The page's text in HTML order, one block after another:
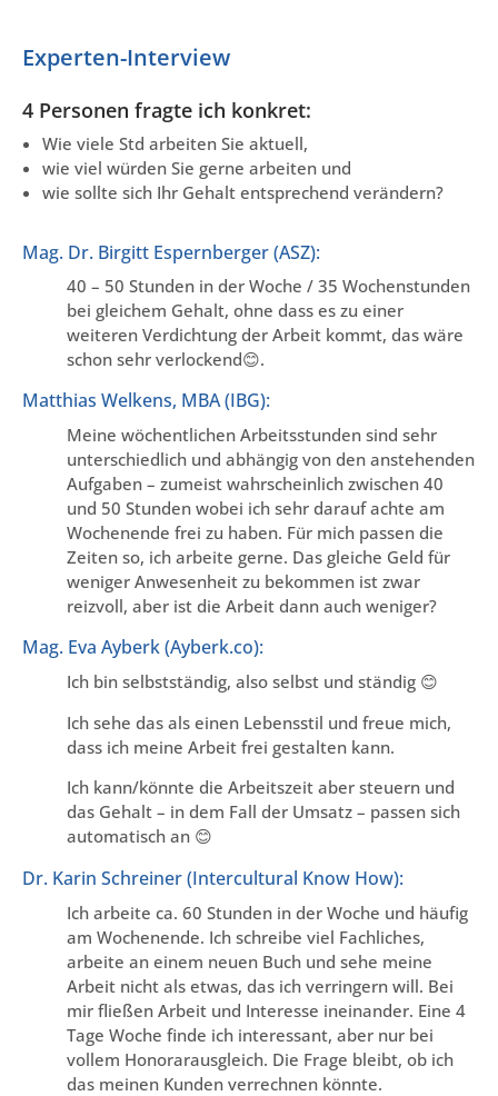
Experten-Interview
4 Personen fragte ich konkret:
Wie viele Std arbeiten Sie aktuell,
wie viel würden Sie gerne arbeiten und
wie sollte sich Ihr Gehalt entsprechend verändern?
Mag. Dr. Birgitt Espernberger (ASZ):
40 – 50 Stunden in der Woche / 35 Wochenstunden
bei gleichem Gehalt, ohne dass es zu einer
weiteren Verdichtung der Arbeit kommt, das wäre
schon sehr verlockend😊.
Matthias Welkens, MBA (IBG):
Meine wöchentlichen Arbeitsstunden sind sehr
unterschiedlich und abhängig von den anstehenden
Aufgaben – zumeist wahrscheinlich zwischen 40
und 50 Stunden wobei ich sehr darauf achte am
Wochenende frei zu haben. Für mich passen die
Zeiten so, ich arbeite gerne. Das gleiche Geld für
weniger Anwesenheit zu bekommen ist zwar
reizvoll, aber ist die Arbeit dann auch weniger?
Mag. Eva Ayberk (Ayberk.co):
Ich bin selbstständig, also selbst und ständig 😊
Ich sehe das als einen Lebensstil und freue mich,
dass ich meine Arbeit frei gestalten kann.
Ich kann/könnte die Arbeitszeit aber steuern und
das Gehalt – in dem Fall der Umsatz – passen sich
automatisch an 😊
Dr. Karin Schreiner (Intercultural Know How):
Ich arbeite ca. 60 Stunden in der Woche und häufig
am Wochenende. Ich schreibe viel Fachliches,
arbeite an einem neuen Buch und sehe meine
Arbeit nicht als etwas, das ich verringern will. Bei
mir fließen Arbeit und Interesse ineinander. Eine 4
Tage Woche finde ich interessant, aber nur bei
vollem Honorarausgleich. Die Frage bleibt, ob ich
das meinen Kunden verrechnen könnte.